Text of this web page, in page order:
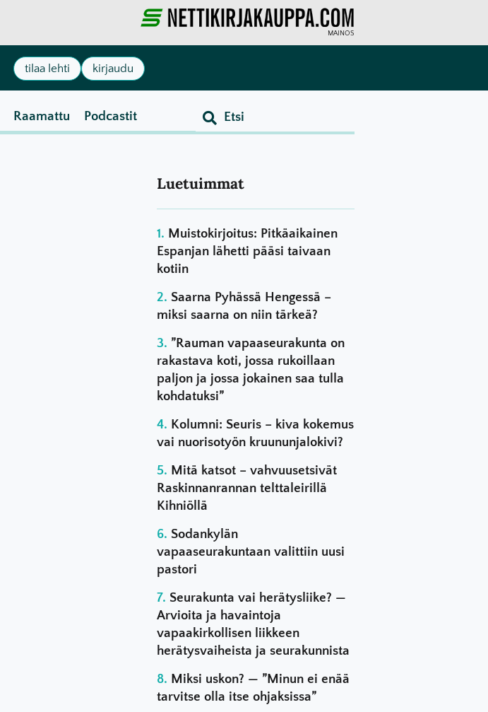
MAINOS
tilaa lehti kirjaudu
Raamattu Podcastit
Luetuimmat
Muistokirjoitus: Pitkäaikainen
Espanjan lähetti pääsi taivaan
kotiin
Saarna Pyhässä Hengessä –
miksi saarna on niin tärkeä?
”Rauman vapaaseurakunta on
rakastava koti, jossa rukoillaan
paljon ja jossa jokainen saa tulla
kohdatuksi”
Kolumni: Seuris – kiva kokemus
vai nuorisotyön kruununjalokivi?
Mitä katsot – vahvuusetsivät
Raskinnanrannan telttaleirillä
Kihniöllä
Sodankylän
vapaaseurakuntaan valittiin uusi
pastori
Seurakunta vai herätysliike? —
Arvioita ja havaintoja
vapaakirkollisen liikkeen
herätysvaiheista ja seurakunnista
Miksi uskon? — ”Minun ei enää
tarvitse olla itse ohjaksissa”